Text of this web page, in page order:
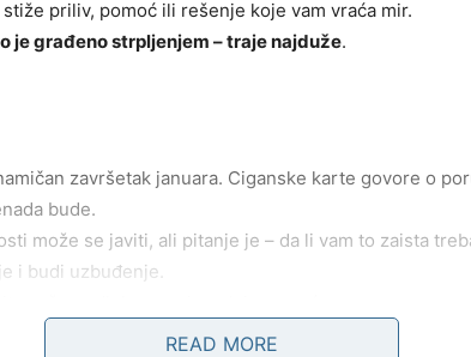
priliv, pomoć ili rešenje koje vam vraća mir.
je građeno strpljenjem – traje najduže.
završetak januara. Ciganske karte govore o
bude.
može se javiti, ali pitanje je – da li vam to zaista
i budi uzbuđenje.
ono što je poznato, već ono što vam donosi mir
READ MORE